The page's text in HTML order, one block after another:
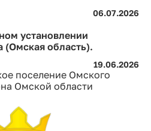
поселение Омского
Омской области
06.07.2026
установлении
(Омская область).
19.06.2026